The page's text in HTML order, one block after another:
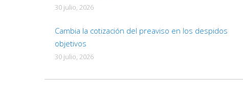
30 julio, 2026
Cambia la cotización del preaviso en los despidos
objetivos
30 julio, 2026